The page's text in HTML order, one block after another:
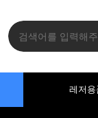
레저용